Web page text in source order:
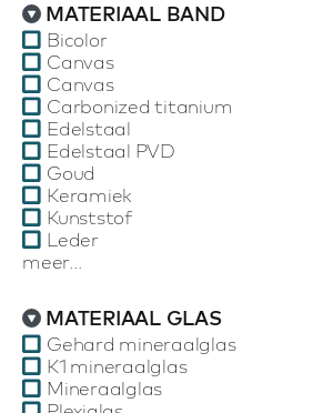
MATERIAAL BAND
Bicolor
Canvas
Canvas
Carbonized titanium
Edelstaal
Edelstaal PVD
Goud
Keramiek
Kunststof
Leder
meer...
MATERIAAL GLAS
Gehard mineraalglas
K1 mineraalglas
Mineraalglas